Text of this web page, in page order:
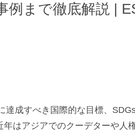
例まで徹底解説 |
ィ
達成すべき国際的な目標、
年はアジアでのクーデターや人